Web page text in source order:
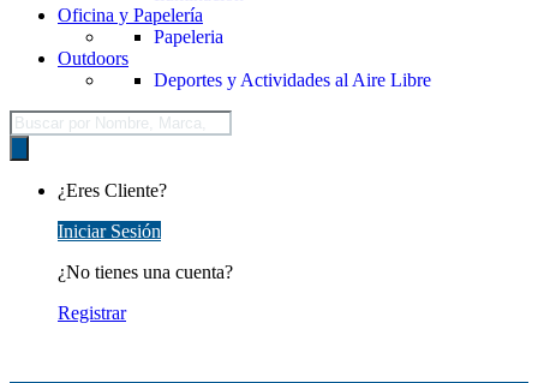
Oficina y Papelería
Papeleria
Outdoors
Deportes y Actividades al Aire Libre
Búsqueda
de
productos
¿Eres Cliente?
Iniciar Sesión
¿No tienes una cuenta?
Registrar